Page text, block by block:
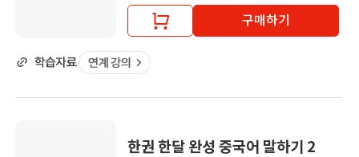
구매하기
한권 한달 완성 중국어 말하기 2